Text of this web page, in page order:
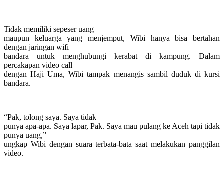
Tidak memiliki sepeser uang
maupun keluarga yang menjemput, Wibi hanya bisa bertahan
dengan jaringan wifi
bandara untuk menghubungi kerabat di kampung. Dalam
percakapan video call
dengan Haji Uma, Wibi tampak menangis sambil duduk di kursi
bandara.
“Pak, tolong saya. Saya tidak
punya apa-apa. Saya lapar, Pak. Saya mau pulang ke Aceh tapi tidak
punya uang,”
ungkap Wibi dengan suara terbata-bata saat melakukan panggilan
video.